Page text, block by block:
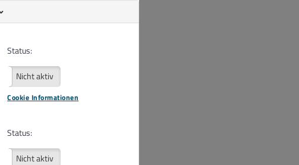
Status:
Nicht aktiv
Cookie Informationen
Status:
Nicht aktiv